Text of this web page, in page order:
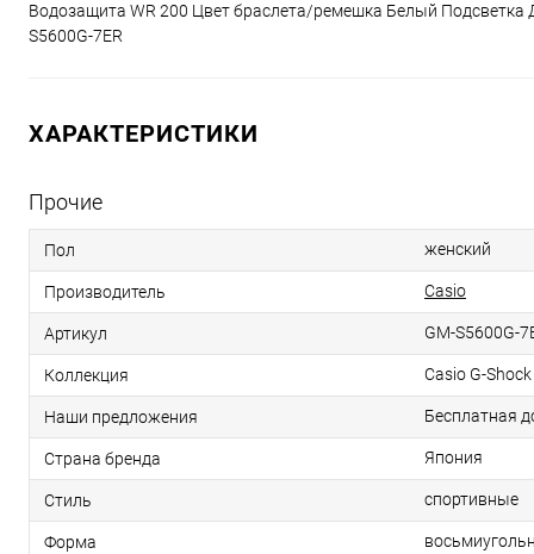
Водозащита WR 200 Цвет браслета/ремешка Белый
S5600G-7ER
ХАРАКТЕРИСТИКИ
Прочие
Пол женский
Производитель Casio
Артикул GM-S5600G-
Коллекция Casio G-Shock
Наши предложения Бесплатная
Страна бренда Япония
Стиль спортивные
Форма